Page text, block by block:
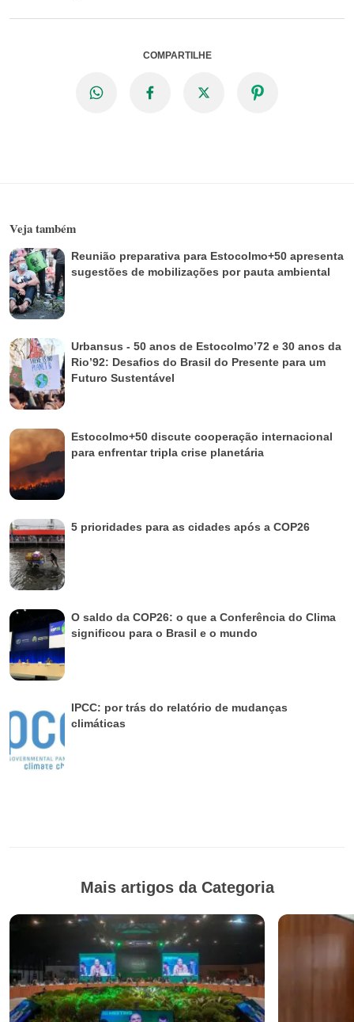
COMPARTILHE
Veja também
Reunião preparativa para Estocolmo+50 apresenta
sugestões de mobilizações por pauta ambiental
Urbansus - 50 anos de Estocolmo’72 e 30 anos da
Rio’92: Desafios do Brasil do Presente para um
Futuro Sustentável
Estocolmo+50 discute cooperação internacional
para enfrentar tripla crise planetária
5 prioridades para as cidades após a COP26
O saldo da COP26: o que a Conferência do Clima
significou para o Brasil e o mundo
IPCC: por trás do relatório de mudanças
climáticas
Mais artigos da Categoria